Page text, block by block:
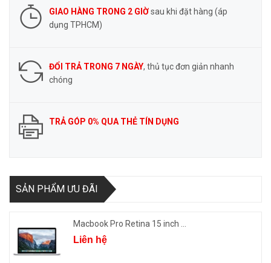
GIAO HÀNG TRONG 2 GIỜsau khi đặt hàng (áp
dụng TPHCM)
ĐỔI TRẢ TRONG 7 NGÀY, thủ tục đơn giản nhanh
chóng
TRẢ GÓP 0% QUA THẺ TÍN DỤNG
SẢN PHẨM ƯU ĐÃI
Macbook Pro Retina 15 inch ...
Liên hệ